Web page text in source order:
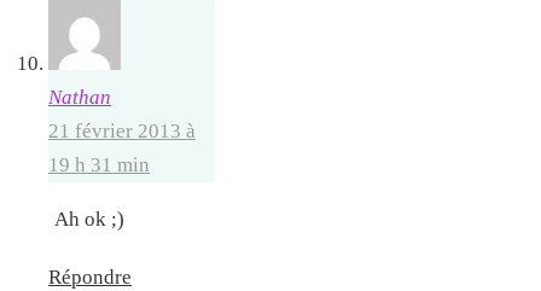
Nathan
21 février 2013 à
19 h 31 min
Ah ok ;)
Répondre